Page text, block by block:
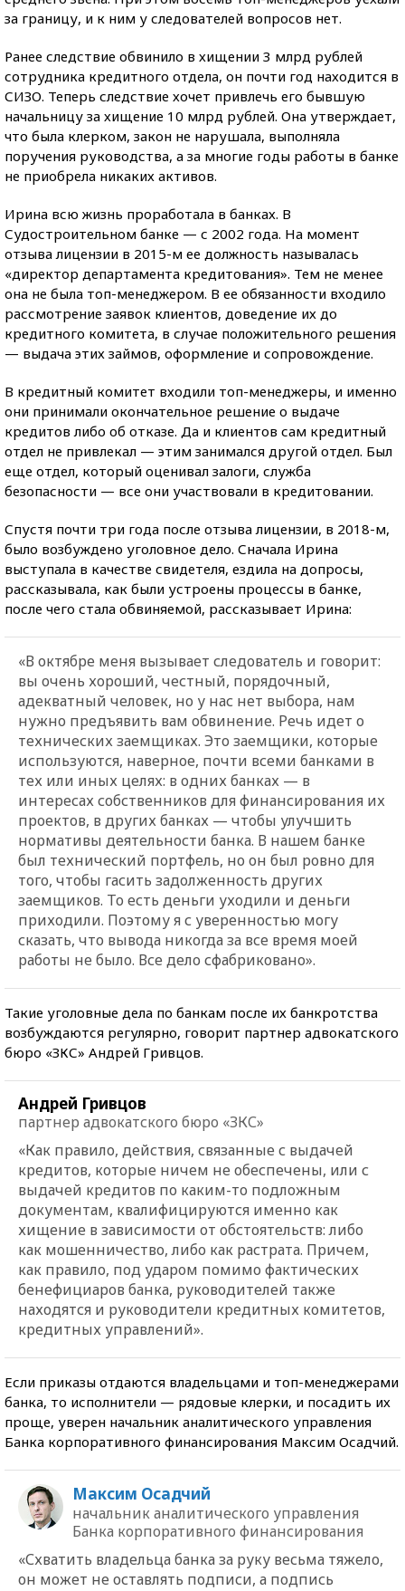
за границу, и к ним у следователей вопросов нет.
Ранее следствие обвинило в хищении 3 млрд рублей
сотрудника кредитного отдела, он почти год находится в
СИЗО. Теперь следствие хочет привлечь его бывшую
начальницу за хищение 10 млрд рублей. Она утверждает,
что была клерком, закон не нарушала, выполняла
поручения руководства, а за многие годы работы в банке
не приобрела никаких активов.
Ирина всю жизнь проработала в банках. В
Судостроительном банке — с 2002 года. На момент
отзыва лицензии в 2015-м ее должность называлась
«директор департамента кредитования». Тем не менее
она не была топ-менеджером. В ее обязанности входило
рассмотрение заявок клиентов, доведение их до
кредитного комитета, в случае положительного решения
— выдача этих займов, оформление и сопровождение.
В кредитный комитет входили топ-менеджеры, и именно
они принимали окончательное решение о выдаче
кредитов либо об отказе. Да и клиентов сам кредитный
отдел не привлекал — этим занимался другой отдел. Был
еще отдел, который оценивал залоги, служба
безопасности — все они участвовали в кредитовании.
Спустя почти три года после отзыва лицензии, в 2018-м,
было возбуждено уголовное дело. Сначала Ирина
выступала в качестве свидетеля, ездила на допросы,
рассказывала, как были устроены процессы в банке,
после чего стала обвиняемой, рассказывает Ирина:
«В октябре меня вызывает следователь и говорит:
вы очень хороший, честный, порядочный,
адекватный человек, но у нас нет выбора, нам
нужно предъявить вам обвинение. Речь идет о
технических заемщиках. Это заемщики, которые
используются, наверное, почти всеми банками в
тех или иных целях: в одних банках — в
интересах собственников для финансирования их
проектов, в других банках — чтобы улучшить
нормативы деятельности банка. В нашем банке
был технический портфель, но он был ровно для
того, чтобы гасить задолженность других
заемщиков. То есть деньги уходили и деньги
приходили. Поэтому я с уверенностью могу
сказать, что вывода никогда за все время моей
работы не было. Все дело сфабриковано».
Такие уголовные дела по банкам после их банкротства
возбуждаются регулярно, говорит партнер адвокатского
бюро «ЗКС» Андрей Гривцов.
Андрей Гривцов
партнер адвокатского бюро «ЗКС»
«Как правило, действия, связанные с выдачей
кредитов, которые ничем не обеспечены, или с
выдачей кредитов по каким-то подложным
документам, квалифицируются именно как
хищение в зависимости от обстоятельств: либо
как мошенничество, либо как растрата. Причем,
как правило, под ударом помимо фактических
бенефициаров банка, руководителей также
находятся и руководители кредитных комитетов,
кредитных управлений».
Если приказы отдаются владельцами и топ-менеджерами
банка, то исполнители — рядовые клерки, и посадить их
проще, уверен начальник аналитического управления
Банка корпоративного финансирования Максим Осадчий.
Максим Осадчий
начальник аналитического управления
Банка корпоративного финансирования
«Схватить владельца банка за руку весьма тяжело,
он может не оставлять подписи, а подпись